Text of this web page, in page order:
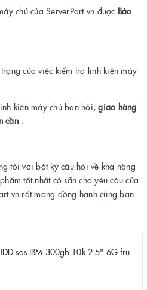
chủ của ServerPart.vn được Bảo
của việc kiểm tra linh kiện máy
kiện máy chủ bạn hỏi,giao hàng
cần.
tôi với bất kỳ câu hỏi về khả năng
tốt nhất có sẵn cho yêu cầu của
rất mong đồng hành cùng bạn .